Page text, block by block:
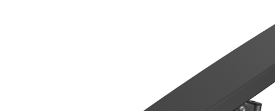
Máy tập phục hồi chức năng Spirit
SP3 Serie Strength Spirit
SP4 Serie Strength Spirit